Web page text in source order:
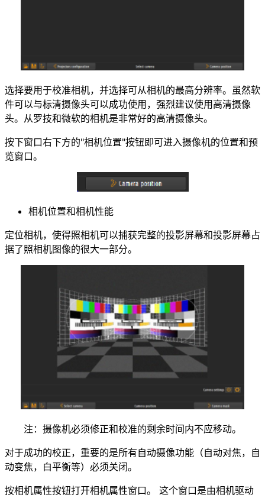
选择要用于校准相机，并选择可从相机的最高分辨率。虽然软
件可以与标清摄像头可以成功使用，强烈建议使用高清摄像
头。从罗技和微软的相机是非常好的高清摄像头。
按下窗口右下方的"相机位置"按钮即可进入摄像机的位置和预
览窗口。
相机位置和相机性能
定位相机，使得照相机可以捕获完整的投影屏幕和投影屏幕占
据了照相机图像的很大一部分。
注：摄像机必须修正和校准的剩余时间内不应移动。
对于成功的校正，重要的是所有自动摄像功能（自动对焦，自
动变焦，白平衡等）必须关闭。
按相机属性按钮打开相机属性窗口。 这个窗口是由相机驱动